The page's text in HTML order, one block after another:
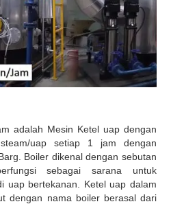
adalah Mesin Ketel uap dengan
uap setiap 1 jam dengan
Boiler dikenal dengan sebutan
sebagai sarana untuk
uap bertekanan. Ketel uap dalam
dengan nama boiler berasal dari